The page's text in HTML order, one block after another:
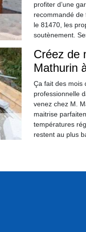
profiter d’une
recommandé
le 81470, les
soutènement.
Créez de
Mathurin
Ça fait des mois
professionnelle
venez chez M.
maitrise
températures
restent au plus